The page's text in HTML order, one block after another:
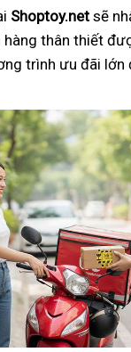
Shoptoy.net sẽ
hàng thân thiết
trình ưu đãi lớn